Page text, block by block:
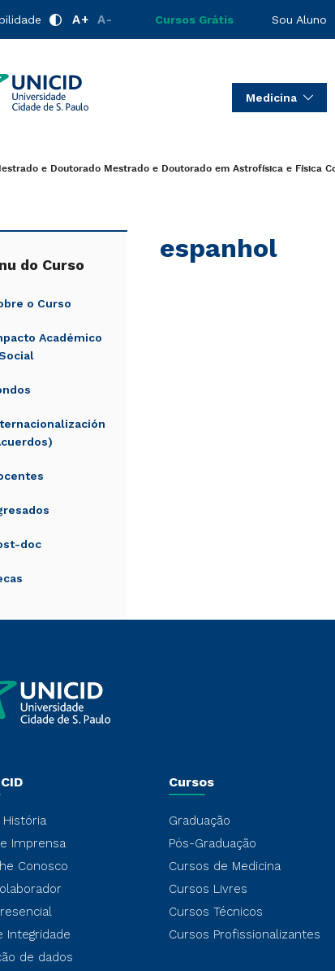
A+ A- Cursos Grátis Sou Aluno
Medicina
e Doutorado Mestrado e Doutorado em Astrofísica e Física
do Curso
o Curso
Académico
doc
espanhol
História
Imprensa
Conosco
Integridade
de dados
Cursos
Graduação
Pós-Graduação
Cursos de Medicina
Cursos Livres
Cursos Técnicos
Cursos Profissionalizantes